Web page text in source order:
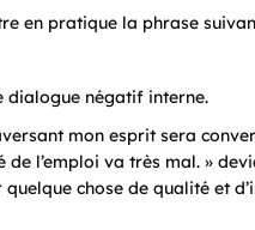
en pratique la phrase
dialogue négatif interne.
mon esprit sera
l’emploi va très mal. »
chose de qualité et